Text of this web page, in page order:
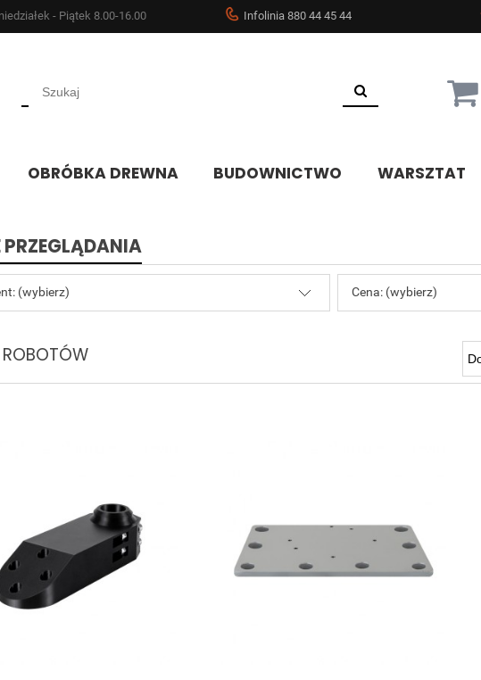
OBRÓBKA DREWNA BUDOWNICTWO WARSZTAT
- Piątek 8.00-16.00 Infolinia 880 44 45 44
(wybierz) Cena: (wybierz)
ROBOTÓW